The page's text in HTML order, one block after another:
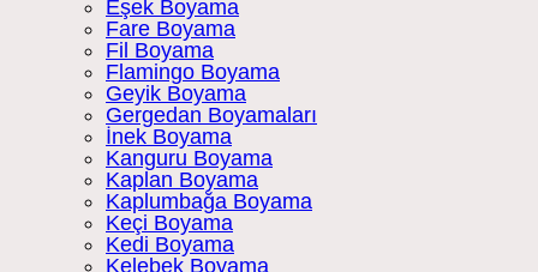
Eşek Boyama
Fare Boyama
Fil Boyama
Flamingo Boyama
Geyik Boyama
Gergedan Boyamaları
İnek Boyama
Kanguru Boyama
Kaplan Boyama
Kaplumbağa Boyama
Keçi Boyama
Kedi Boyama
Kelebek Boyama